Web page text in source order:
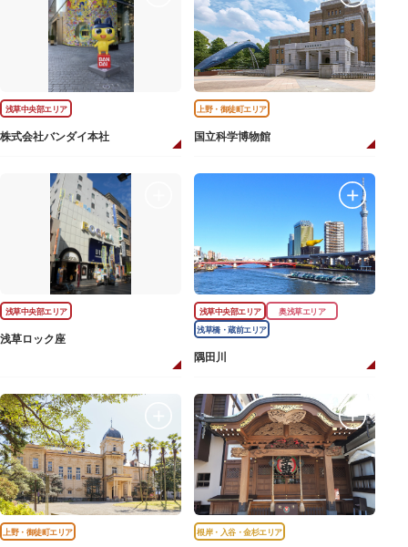
浅草中央部エリア
株式会社バンダイ本社
上野・御徒町エリア
国立科学博物館
浅草中央部エリア
浅草ロック座
浅草中央部エリア
奥浅草エリア
浅草橋・蔵前エリア
隅田川
上野・御徒町エリア 根岸・入谷・金杉エリア